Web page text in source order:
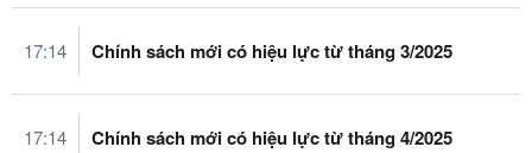
17:14 Chính sách mới có hiệu lực từ tháng 3/2025
17:14 Chính sách mới có hiệu lực từ tháng 4/2025